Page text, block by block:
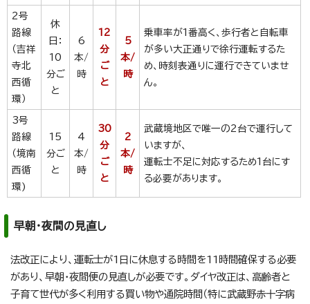
2号
路線
（吉祥
寺北
西循
環）
休
日：
10
分ご
と
6
本/
時
12
分
ご
と
5
本/
時
乗車率が1番高く、歩行者と自転車
が多い大正通りで徐行運転するた
め、時刻表通りに運行できていませ
ん。
3号
路線
（境南
西循
環)
15
分ご
と
4
本/
時
30
分
ご
と
2
本/
時
武蔵境地区で唯一の2台で運行して
いますが、
運転士不足に対応するため1台にす
る必要があります。
早朝・夜間の見直し
法改正により、運転士が1日に休息する時間を11時間確保する必要
があり、早朝・夜間便の見直しが必要です。ダイヤ改正は、高齢者と
子育て世代が多く利用する買い物や通院時間（特に武蔵野赤十字病